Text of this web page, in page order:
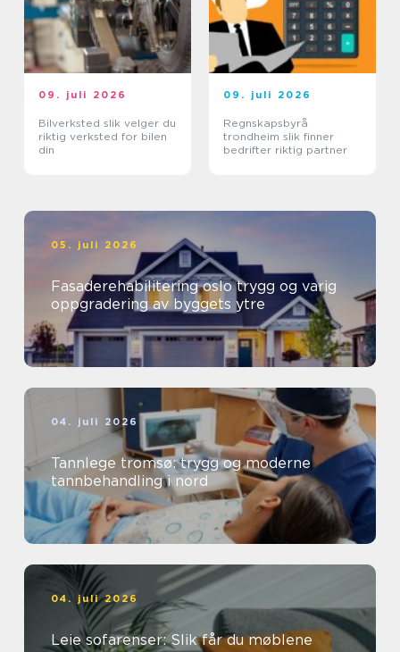
09. juli 2026
Bilverksted slik velger du
riktig verksted for bilen
din
09. juli 2026
Regnskapsbyrå
trondheim slik finner
bedrifter riktig partner
05. juli 2026
Fasaderehabilitering oslo trygg og varig
oppgradering av byggets ytre
04. juli 2026
Tannlege tromsø: trygg og moderne
tannbehandling i nord
04. juli 2026
Leie sofarenser: Slik får du møblene